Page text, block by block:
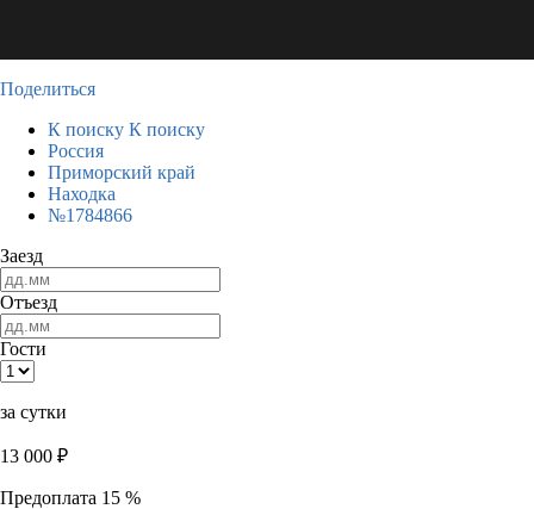
Поделиться
К поиску К поиску
Россия
Приморский край
Находка
№1784866
Заезд
Отъезд
Гости
за сутки
13 000 ₽
Предоплата 15 %